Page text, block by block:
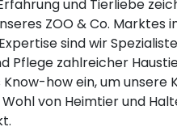
und Tierliebe
ZOO & Co. Marktes
sind wir
Pflege zahlreicher
how ein, um unsere
von Heimtier und